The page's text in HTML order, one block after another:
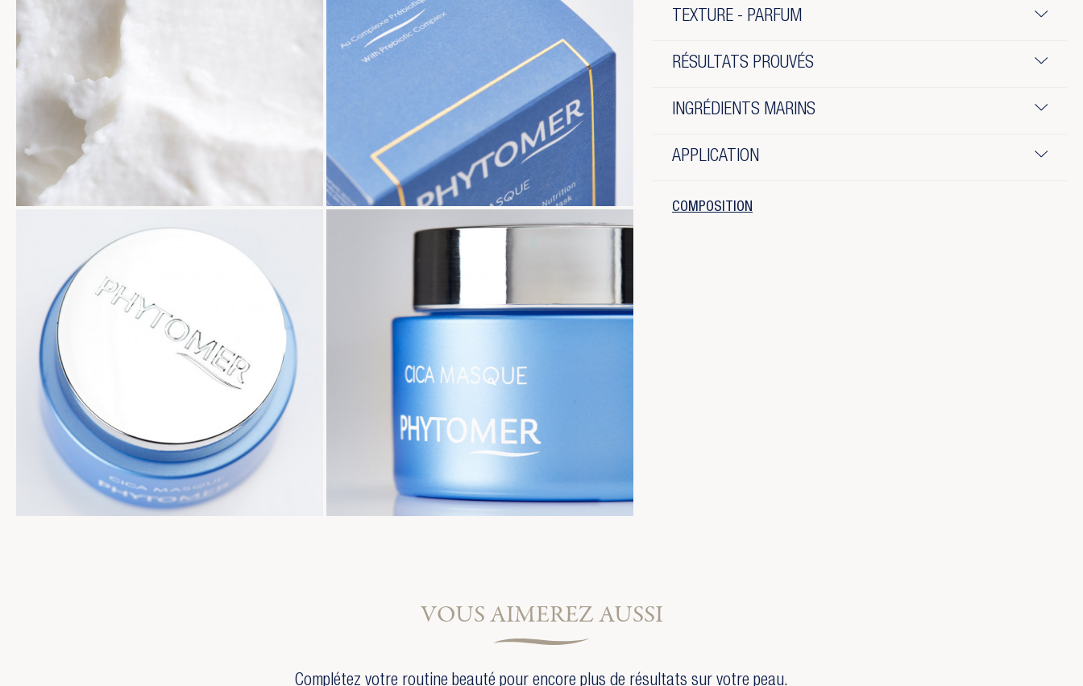
TEXTURE - PARFUM
RÉSULTATS PROUVÉS
INGRÉDIENTS MARINS
APPLICATION
COMPOSITION
VOUS AIMEREZ AUSSI
Complétez votre routine beauté pour encore plus de résultats sur votre peau.